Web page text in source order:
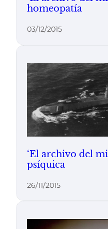
homeopatía
03/12/2015
‘El archivo del
psíquica
26/11/2015